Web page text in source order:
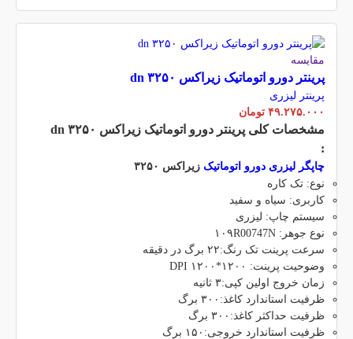
مقایسه
پرینتر دورو اتوماتیک زیراکس dn ۳۲۵۰
پرینتر لیزری
۴۹.۲۷۵.۰۰۰ تومان
مشخصات کلی پرینتر دورو اتوماتیک زیراکس dn ۳۲۵۰
:
چاپگر لیزری دورو اتوماتیک زیراکس ۳۲۵۰
نوع: تک کاره
کاربری: سیاه و سفید
سیستم چاپ: لیزری
نوع جوهر: ۱۰۹R00747N
سرعت پرینت تک رنگ:۲۲ برگ در دقیقه
وضوحیت پرینت: ۱۲۰۰*۱۲۰۰ DPI
زمان خروج اولین کپی:۳ ثانیه
ظرفیت استاندارد کاغذ:۳۰۰ برگ
ظرفیت حداکثر کاغذ:۳۰۰ برگ
ظرفیت استاندارد خروجی:۱۵۰ برگ